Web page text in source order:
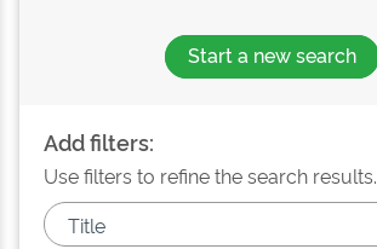
Start a new search
Add filters:
Use filters to refine the search results.